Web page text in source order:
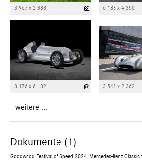
3 967 x 2 888 6 183 x 4 350
8 176 x 6 132 3 543 x 2 362
weitere ...
Dokumente (1)
Goodwood Festival of Speed 2024: Mercedes-Benz Classic